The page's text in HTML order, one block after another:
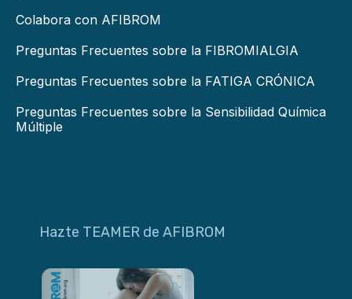
Colabora con AFIBROM
Preguntas Frecuentes sobre la FIBROMIALGIA
Preguntas Frecuentes sobre la FATIGA CRÓNICA
Preguntas Frecuentes sobre la Sensibilidad Química
Múltiple
Hazte TEAMER de AFIBROM